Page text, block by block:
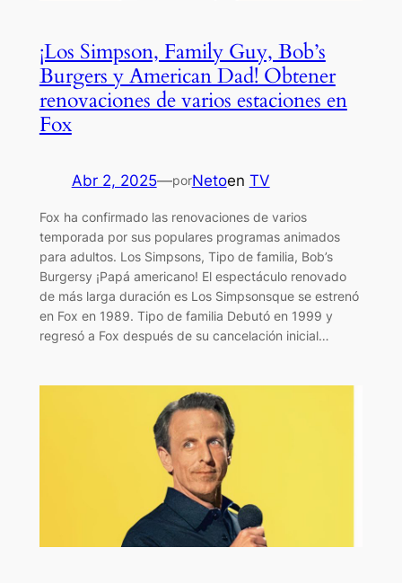
¡Los Simpson, Family Guy, Bob’s
Burgers y American Dad! Obtener
renovaciones de varios estaciones en
Fox
Abr 2, 2025—porNetoen TV
Fox ha confirmado las renovaciones de varios
temporada por sus populares programas animados
para adultos. Los Simpsons, Tipo de familia, Bob’s
Burgersy ¡Papá americano! El espectáculo renovado
de más larga duración es Los Simpsonsque se estrenó
en Fox en 1989. Tipo de familia Debutó en 1999 y
regresó a Fox después de su cancelación inicial…